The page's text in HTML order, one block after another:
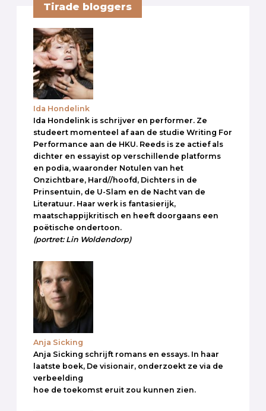
Tirade bloggers
Ida Hondelink
Ida Hondelink is schrijver en performer. Ze
studeert momenteel af aan de studie Writing For
Performance aan de HKU. Reeds is ze actief als
dichter en essayist op verschillende platforms
en podia, waaronder Notulen van het
Onzichtbare, Hard//hoofd, Dichters in de
Prinsentuin, de U-Slam en de Nacht van de
Literatuur. Haar werk is fantasierijk,
maatschappijkritisch en heeft doorgaans een
poëtische ondertoon.
(portret: Lin Woldendorp)
Anja Sicking
Anja Sicking schrijft romans en essays. In haar
laatste boek, De visionair, onderzoekt ze via de
verbeelding
hoe de toekomst eruit zou kunnen zien.